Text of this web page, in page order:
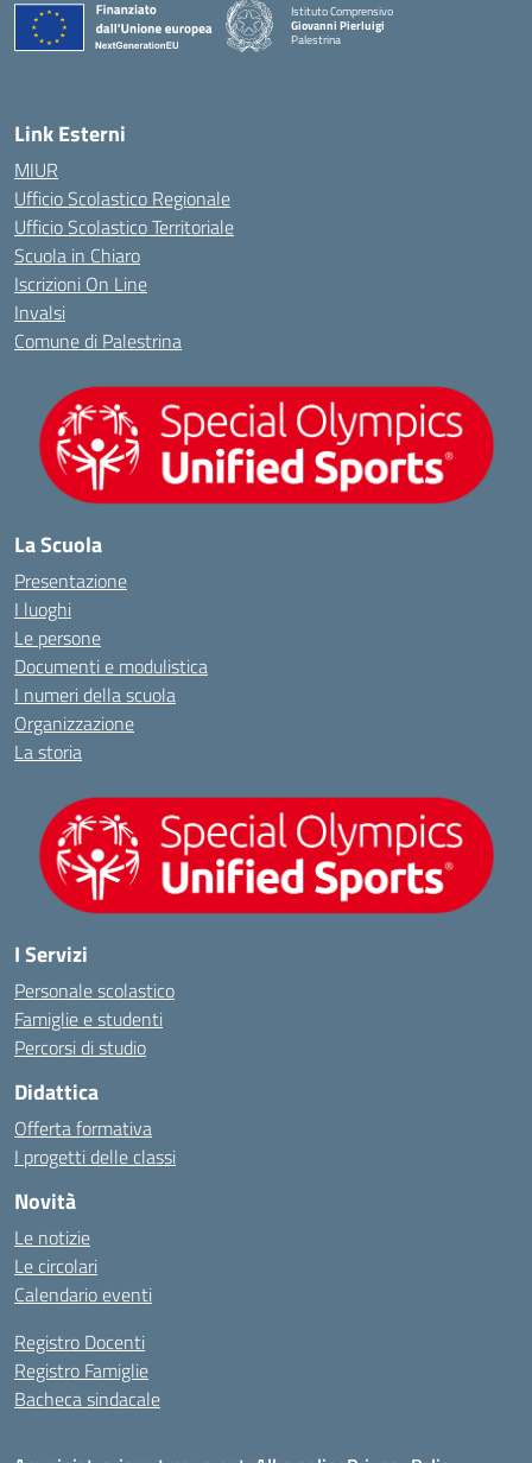
Istituto Comprensivo
Giovanni Pierluigi
Palestrina
Link Esterni
MIUR
Ufficio Scolastico Regionale
Ufficio Scolastico Territoriale
Scuola in Chiaro
Iscrizioni On Line
Invalsi
Comune di Palestrina
La Scuola
Presentazione
I luoghi
Le persone
Documenti e modulistica
I numeri della scuola
Organizzazione
La storia
I Servizi
Personale scolastico
Famiglie e studenti
Percorsi di studio
Didattica
Offerta formativa
I progetti delle classi
Novità
Le notizie
Le circolari
Calendario eventi
Registro Docenti
Registro Famiglie
Bacheca sindacale